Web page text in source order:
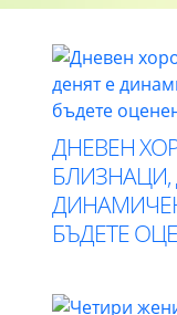
ДНЕВЕН
БЛИЗНАЦИ,
БЪДЕТЕ